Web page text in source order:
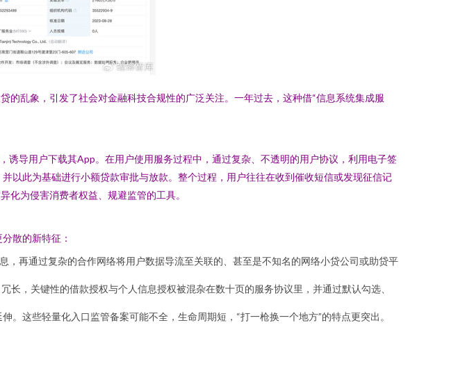
的乱象，引发了社会对金融科技合规性的广泛关注。一年过去，这种借“信息系统集成服
诱导用户下载其App。在用户使用服务过程中，通过复杂、不透明的用户协议，利用电子签
以此为基础进行小额贷款审批与放款。整个过程，用户往往在收到催收短信或发现征信记
化为侵害消费者权益、规避监管的工具。
散的新特征：
再通过复杂的合作网络将用户数据导流至关联的、甚至是不知名的网络小贷公司或助贷平
长，关键性的借款授权与个人信息授权被混杂在数十页的服务协议里，并通过默认勾选、
这些轻量化入口监管备案可能不全，生命周期短，“打一枪换一个地方”的特点更突出。